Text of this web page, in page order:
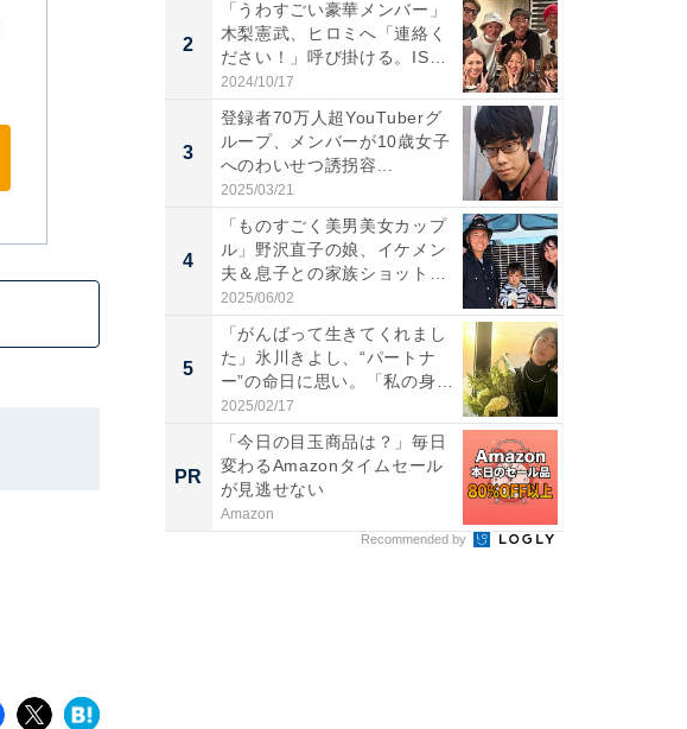
2
「うわすごい豪華メンバー」
木梨憲武、ヒロミへ「連絡く
ださい！」呼び掛ける。IS
S...
2024/10/17
3
登録者70万人超YouTuberグ
ループ、メンバーが10歳女子
へのわいせつ誘拐容...
2025/03/21
4
「ものすごく美男美女カップ
ル」野沢直子の娘、イケメン
夫＆息子との家族ショット！
...
2025/06/02
5
「がんばって生きてくれまし
た」氷川きよし、“パートナ
ー”の命日に思い。「私の身
体...
2025/02/17
PR
「今日の目玉商品は？」毎日
変わるAmazonタイムセール
が見逃せない
Amazon
Recommended by